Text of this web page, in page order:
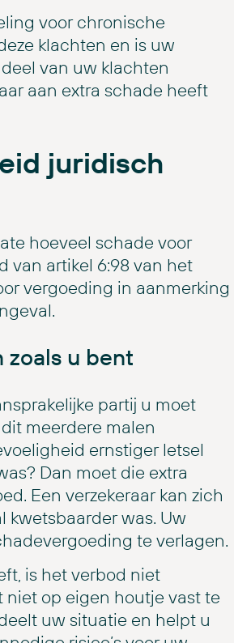
voor chronische
klachten en is uw
van uw klachten
aan extra schade heeft
juridisch
hoeveel schade voor
van artikel 6:98 van het
vergoeding in aanmerking
zoals u bent
partij u moet
meerdere malen
ernstiger letsel
Dan moet die extra
Een verzekeraar kan zich
kwetsbaarder was. Uw
te verlagen.
is het verbod niet
niet op eigen houtje vast te
uw situatie en helpt u